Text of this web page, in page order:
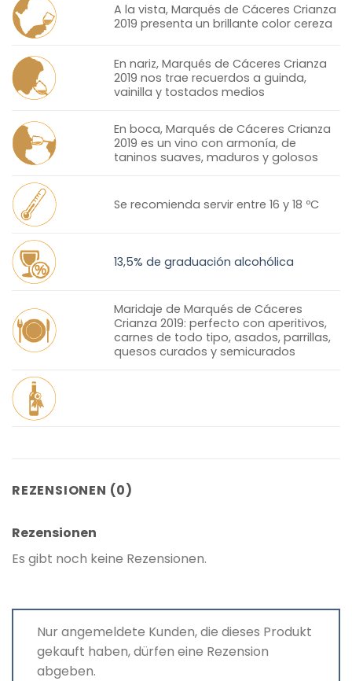
A la vista, Marqués de Cáceres Crianza
2019 presenta un brillante color cereza
En nariz, Marqués de Cáceres Crianza
2019 nos trae recuerdos a guinda,
vainilla y tostados medios
En boca, Marqués de Cáceres Crianza
2019 es un vino con armonía, de
taninos suaves, maduros y golosos
Se recomienda servir entre 16 y 18 ºC
13,5% de graduación alcohólica
Maridaje de Marqués de Cáceres
Crianza 2019: perfecto con aperitivos,
carnes de todo tipo, asados, parrillas,
quesos curados y semicurados
REZENSIONEN (0)
Rezensionen
Es gibt noch keine Rezensionen.
Nur angemeldete Kunden, die dieses Produkt
gekauft haben, dürfen eine Rezension
abgeben.